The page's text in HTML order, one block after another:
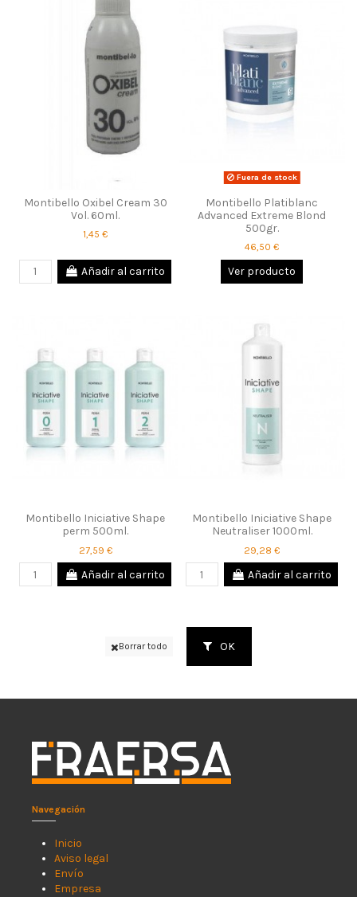
Montibello Oxibel Cream 30
Vol. 60ml.
1,45 €
Añadir al carrito
Fuera de stock
Montibello Platiblanc
Advanced Extreme Blond
500gr.
46,50 €
Ver producto
Montibello Iniciative Shape
perm 500ml.
27,59 €
Añadir al carrito
Montibello Iniciative Shape
Neutraliser 1000ml.
29,28 €
Añadir al carrito
Borrar todo OK
Navegación
Inicio
Aviso legal
Envío
Empresa